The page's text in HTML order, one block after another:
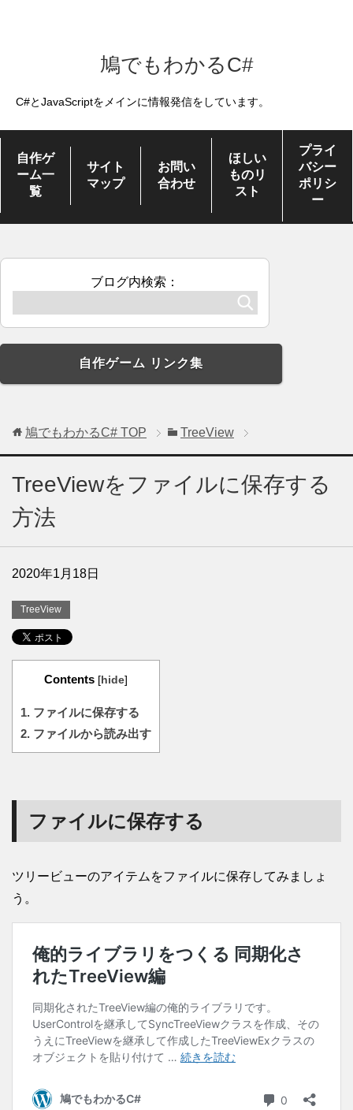
鳩でもわかるC#
C#とJavaScriptをメインに情報発信をしています。
自作ゲ
ーム一
覧
サイト
マップ
お問い
合わせ
ほしい
ものリ
スト
プライ
バシー
ポリシ
ー
ブログ内検索：
自作ゲーム リンク集
鳩でもわかるC# TOP TreeView
TreeViewをファイルに保存する
方法
2020年1月18日
TreeView
Contents [ hide]
1. ファイルに保存する
2. ファイルから読み出す
ファイルに保存する
ツリービューのアイテムをファイルに保存してみましょ
う。